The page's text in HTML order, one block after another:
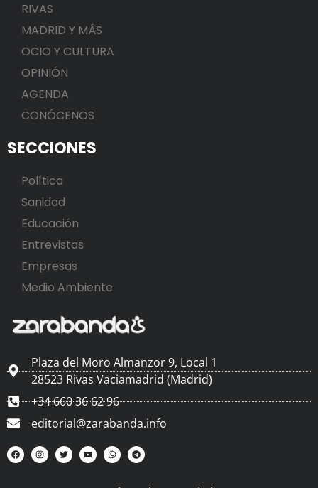
RIVAS
MADRID Y MÁS
OCIO Y CULTURA
OPINIÓN
AGENDA
CONÓCENOS
SECCIONES
Política
Sanidad
Educación
Entrevistas
Empresas
Medio Ambiente
Plaza del Moro Almanzor 9, Local 1
28523 Rivas Vaciamadrid (Madrid)
+34 660 36 62 96
editorial@zarabanda.info